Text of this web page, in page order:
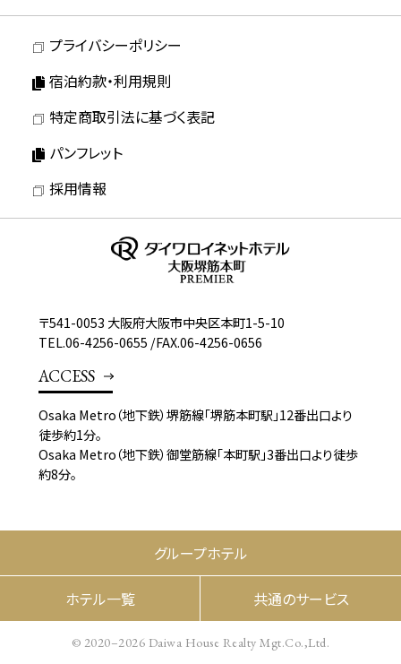
プライバシーポリシー
宿泊約款・利用規則
特定商取引法に基づく表記
パンフレット
採用情報
〒541-0053 大阪府大阪市中央区本町1-5-10
TEL.06-4256-0655 /FAX.06-4256-0656
ACCESS
Osaka Metro（地下鉄）堺筋線「堺筋本町駅」12番出口より
徒歩約1分。
Osaka Metro（地下鉄）御堂筋線「本町駅」3番出口より徒歩
約8分。
グループホテル
ホテル一覧 共通のサービス
© 2020–2026 Daiwa House Realty Mgt.Co.,Ltd.